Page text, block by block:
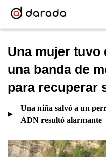
Una mujer tuvo
una banda de
para recuperar
Una niña salvó a un
ADN resultó alarmante